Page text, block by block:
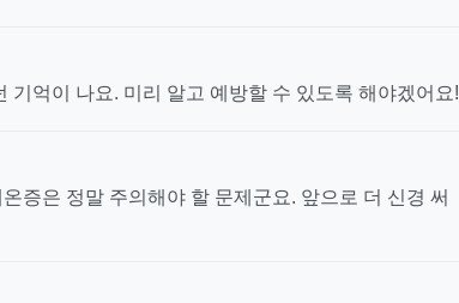
기억이 나요. 미리 알고 예방할 수 있도록 해야겠어요!
증은 정말 주의해야 할 문제군요. 앞으로 더 신경 써